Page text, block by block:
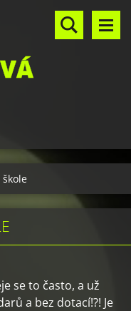
se to často, a už
a bez dotací!?! Je